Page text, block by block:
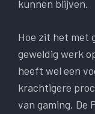
kunnen blijven.
Hoe zit het met
geweldig werk
heeft wel een
krachtigere
van gaming. De